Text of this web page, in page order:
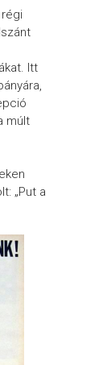
Itt
múlt
„Put a